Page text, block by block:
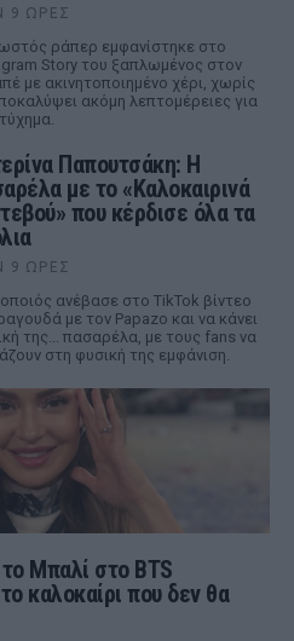
9 ΏΡΕΣ
ράπερ εμφανίστηκε στο
Story του ξαπλωμένος στον
με ακινητοποιημένο χέρι, χωρίς
ακόμη λεπτομέρειες για
Παπουτσάκη: Η
με το «Καλοκαιρινά
που κέρδισε όλα τα
9 ΏΡΕΣ
ανέβασε στο TikTok βίντεο
με τον Papazo και να κάνει
της... πασαρέλα, με τους fans να
στη φυσική της εμφάνιση.
Μπαλί στο BTS
καλοκαίρι που δεν θα